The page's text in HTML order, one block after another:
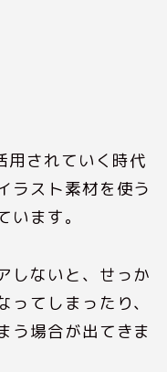
用されていく時代
ラスト素材を使う
ます。
しないと、せっか
てしまったり、
う場合が出てきま